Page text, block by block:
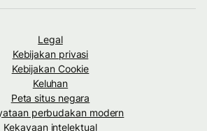
Legal
Kebijakan privasi
Kebijakan Cookie
Keluhan
Peta situs negara
perbudakan modern
Kekayaan intelektual